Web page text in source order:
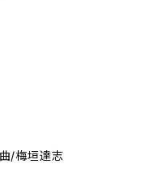
/梅垣達志